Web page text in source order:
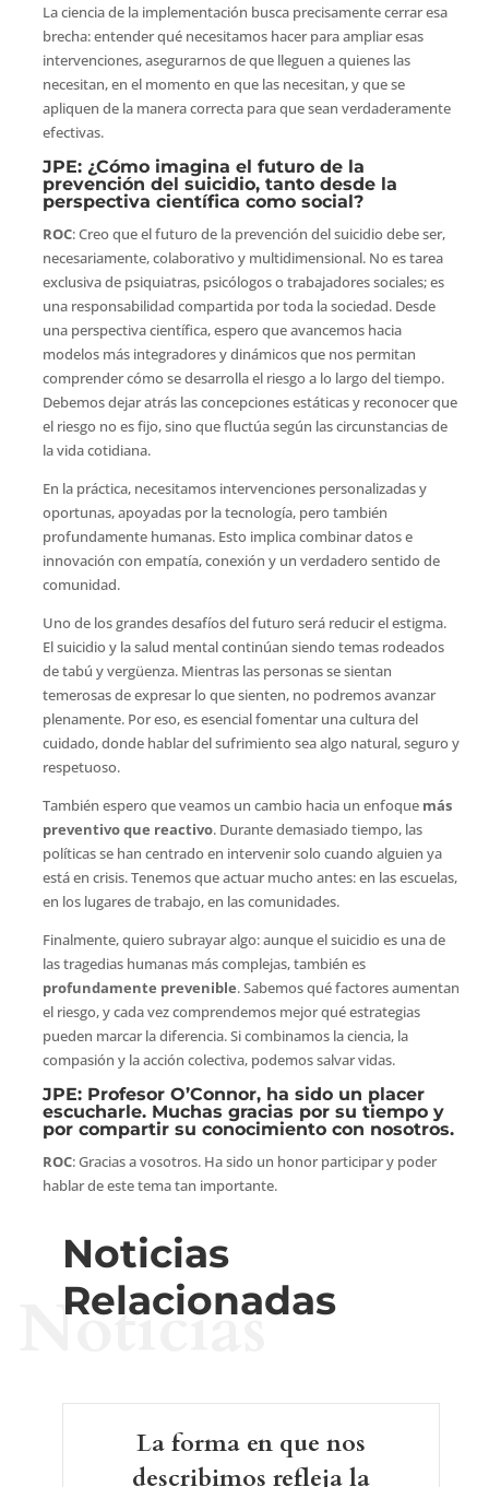
La ciencia de la implementación busca precisamente cerrar esa
brecha: entender qué necesitamos hacer para ampliar esas
intervenciones, asegurarnos de que lleguen a quienes las
necesitan, en el momento en que las necesitan, y que se
apliquen de la manera correcta para que sean verdaderamente
efectivas.
JPE: ¿Cómo imagina el futuro de la
prevención del suicidio, tanto desde la
perspectiva científica como social?
ROC: Creo que el futuro de la prevención del suicidio debe ser,
necesariamente, colaborativo y multidimensional. No es tarea
exclusiva de psiquiatras, psicólogos o trabajadores sociales; es
una responsabilidad compartida por toda la sociedad. Desde
una perspectiva científica, espero que avancemos hacia
modelos más integradores y dinámicos que nos permitan
comprender cómo se desarrolla el riesgo a lo largo del tiempo.
Debemos dejar atrás las concepciones estáticas y reconocer que
el riesgo no es fijo, sino que fluctúa según las circunstancias de
la vida cotidiana.
En la práctica, necesitamos intervenciones personalizadas y
oportunas, apoyadas por la tecnología, pero también
profundamente humanas. Esto implica combinar datos e
innovación con empatía, conexión y un verdadero sentido de
comunidad.
Uno de los grandes desafíos del futuro será reducir el estigma.
El suicidio y la salud mental continúan siendo temas rodeados
de tabú y vergüenza. Mientras las personas se sientan
temerosas de expresar lo que sienten, no podremos avanzar
plenamente. Por eso, es esencial fomentar una cultura del
cuidado, donde hablar del sufrimiento sea algo natural, seguro y
respetuoso.
También espero que veamos un cambio hacia un enfoque más
preventivo que reactivo. Durante demasiado tiempo, las
políticas se han centrado en intervenir solo cuando alguien ya
está en crisis. Tenemos que actuar mucho antes: en las escuelas,
en los lugares de trabajo, en las comunidades.
Finalmente, quiero subrayar algo: aunque el suicidio es una de
las tragedias humanas más complejas, también es
profundamente prevenible. Sabemos qué factores aumentan
el riesgo, y cada vez comprendemos mejor qué estrategias
pueden marcar la diferencia. Si combinamos la ciencia, la
compasión y la acción colectiva, podemos salvar vidas.
JPE: Profesor O’Connor, ha sido un placer
escucharle. Muchas gracias por su tiempo y
por compartir su conocimiento con nosotros.
ROC: Gracias a vosotros. Ha sido un honor participar y poder
hablar de este tema tan importante.
Noticias
Relacionadas
Noticias
La forma en que nos
describimos refleja la